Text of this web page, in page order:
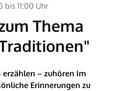
Thema
bis 11:00 Uhr
– zuhören Im
Erinnerungen zu